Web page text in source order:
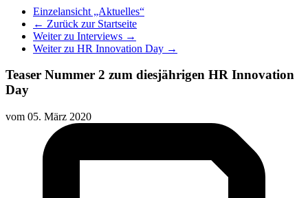
Einzelansicht „Aktuelles“
← Zurück zur Startseite
Weiter zu Interviews →
Weiter zu HR Innovation Day →
Teaser Nummer 2 zum diesjährigen HR Innovation
Day
vom 05. März 2020